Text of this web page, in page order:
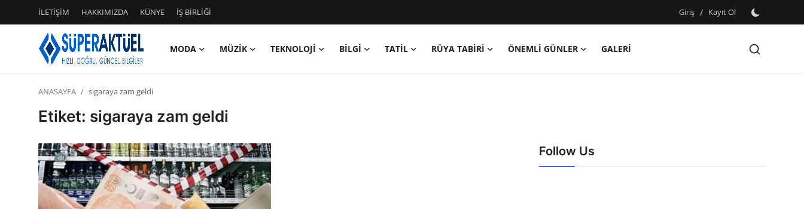
İLETİŞİM HAKKIMIZDA KÜNYE İŞ BİRLİĞİ Giriş / Kayıt Ol
MODA MÜZİK TEKNOLOJİ BİLGİ TATİL RÜYA TABİRİ ÖNEMLİ GÜNLER
GALERİ
Giriş
Kayıt Ol
KÜNYE
ANASAYFA sigaraya zam geldi
Etiket: sigaraya zam geldi
Follow Us